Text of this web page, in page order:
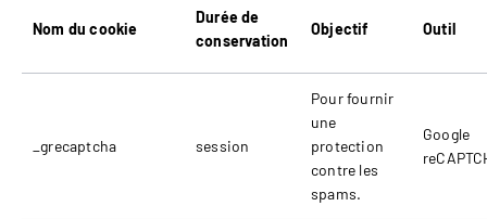
Nom du cookie
Durée de
conservation
Objectif Outil
_grecaptcha session
Pour fournir
une
protection
contre les
spams.
Google